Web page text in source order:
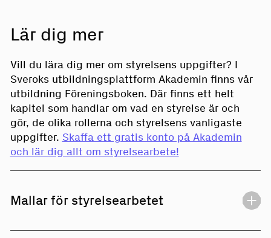
Lär dig mer
Vill du lära dig mer om styrelsens uppgifter? I
Sveroks utbildningsplattform Akademin finns vår
utbildning Föreningsboken. Där finns ett helt
kapitel som handlar om vad en styrelse är och
gör, de olika rollerna och styrelsens vanligaste
uppgifter. Skaffa ett gratis konto på Akademin
och lär dig allt om styrelsearbete!
Mallar för styrelsearbetet